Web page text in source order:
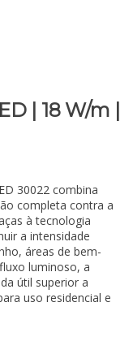
| 18 W/m |
30022 combina
completa contra a
à tecnologia
a intensidade
áreas de bem-
luminoso, a
útil superior a
uso residencial e